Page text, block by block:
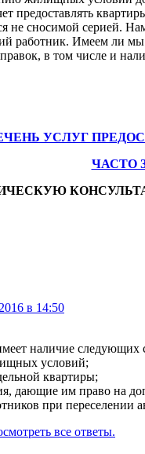
не сносимой серией.
Имеем ли мы
в том числе и
УСЛУГ
ЧАСТО
в 14:50
наличие следующих
условий;
квартиры;
дающие им право на
при переселении
все ответы.